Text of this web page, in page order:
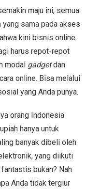
maju ini, semua
sama pada akses
kini bisnis online
harus repot-repot
modal gadgetdan
online. Bisa melalui
yang Anda punya.
orang Indonesia
hanya untuk
banyak dibeli oleh
yang diikuti
bukan? Nah
Anda tidak tergiur